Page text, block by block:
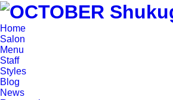
Home
Salon
Menu
Staff
Styles
Blog
News